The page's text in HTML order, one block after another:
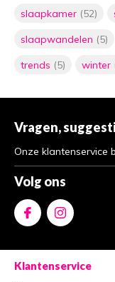
slaapkamer (52)
slaapwandelen (5)
trends (5) winter
Vragen,
Onze klantenservice
Volg ons
Klantenservice